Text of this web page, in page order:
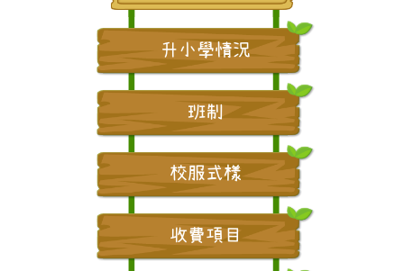
升小學情況
班制
校服式樣
收費項目